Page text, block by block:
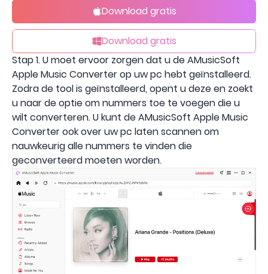
Download gratis
Download gratis
Stap 1. U moet ervoor zorgen dat u de AMusicSoft
Apple Music Converter op uw pc hebt geïnstalleerd.
Zodra de tool is geïnstalleerd, opent u deze en zoekt
u naar de optie om nummers toe te voegen die u
wilt converteren. U kunt de AMusicSoft Apple Music
Converter ook over uw pc laten scannen om
nauwkeurig alle nummers te vinden die
geconverteerd moeten worden.